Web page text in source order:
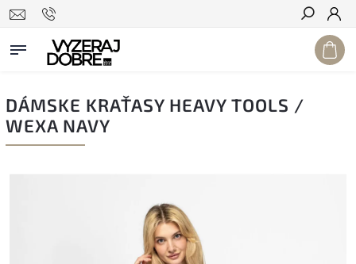
Hľadať
DÁMSKE KRAŤASY HEAVY TOOLS /
WEXA NAVY